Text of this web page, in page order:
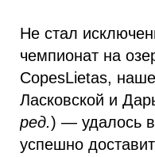
Не стал
чемпионат на
CopesLietas,
Ласковской и
ред.) — удалось
успешно